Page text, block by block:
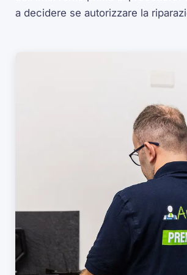
a decidere se autorizzare la